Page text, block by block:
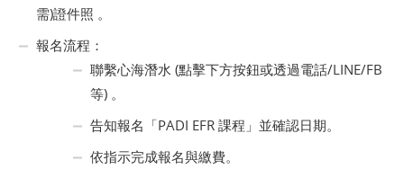
需)證件照 。
報名流程：
聯繫心海潛水 (點擊下方按鈕或透過電話/LINE/FB
等) 。
告知報名「PADI EFR 課程」並確認日期。
依指示完成報名與繳費。